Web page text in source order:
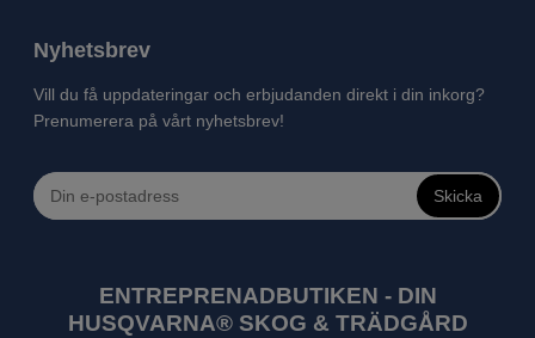
Nyhetsbrev
Vill du få uppdateringar och erbjudanden direkt i din inkorg?
Prenumerera på vårt nyhetsbrev!
Skicka
ENTREPRENADBUTIKEN - DIN
HUSQVARNA® SKOG & TRÄDGÅRD